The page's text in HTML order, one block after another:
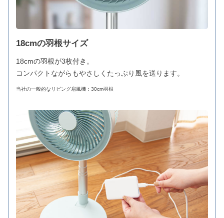
18cmの羽根サイズ
18cmの羽根が3枚付き。
コンパクトながらもやさしくたっぷり風を送ります。
当社の一般的なリビング扇風機：30cm羽根